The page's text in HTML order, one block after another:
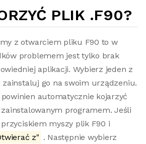
PLIK .F90?
z otwarciem pliku F90 to w
problemem jest tylko brak
aplikacji. Wybierz jeden z
go na swoim urządzeniu.
automatycznie kojarzyć
programem. Jeśli
myszy plik F90 i
z" . Następnie wybierz